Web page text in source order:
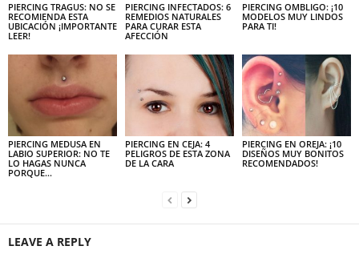
PIERCING TRAGUS: NO SE
RECOMIENDA ESTA
UBICACIÓN ¡IMPORTANTE
LEER!
PIERCING INFECTADOS: 6
REMEDIOS NATURALES
PARA CURAR ESTA
AFECCIÓN
PIERCING OMBLIGO: ¡10
MODELOS MUY LINDOS
PARA TI!
PIERCING MEDUSA EN
LABIO SUPERIOR: NO TE
LO HAGAS NUNCA
PORQUE…
PIERCING EN CEJA: 4
PELIGROS DE ESTA ZONA
DE LA CARA
PIERCING EN OREJA: ¡10
DISEÑOS MUY BONITOS
RECOMENDADOS!
LEAVE A REPLY